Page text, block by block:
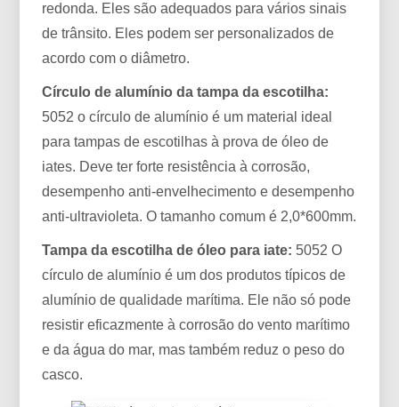
redonda. Eles são adequados para vários sinais
de trânsito. Eles podem ser personalizados de
acordo com o diâmetro.
Círculo de alumínio da tampa da escotilha:
5052 o círculo de alumínio é um material ideal
para tampas de escotilhas à prova de óleo de
iates. Deve ter forte resistência à corrosão,
desempenho anti-envelhecimento e desempenho
anti-ultravioleta. O tamanho comum é 2,0*600mm.
Tampa da escotilha de óleo para iate: 5052 O
círculo de alumínio é um dos produtos típicos de
alumínio de qualidade marítima. Ele não só pode
resistir eficazmente à corrosão do vento marítimo
e da água do mar, mas também reduz o peso do
casco.